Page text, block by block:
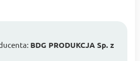
BDG PRODUKCJA Sp. z